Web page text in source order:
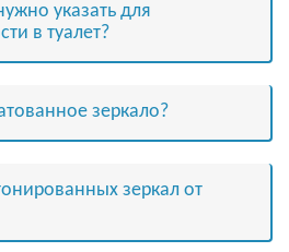
указать для
в туалет?
зеркало?
зеркал от